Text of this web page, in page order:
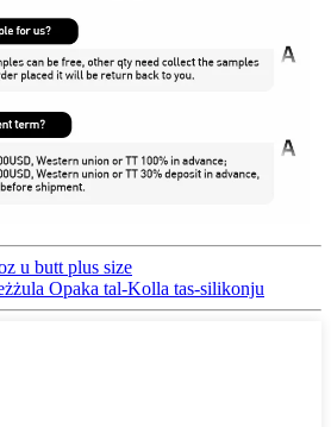
u butt plus size
Opaka tal-Kolla tas-silikonju